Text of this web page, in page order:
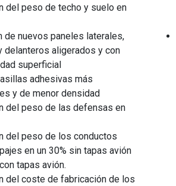
del peso de techo y suelo en
de nuevos paneles laterales,
delanteros aligerados y con
superficial
adhesivas más
y de menor densidad
del peso de las defensas en
del peso de los conductos
en un 30% sin tapas avión
tapas avión.
del coste de fabricación de los